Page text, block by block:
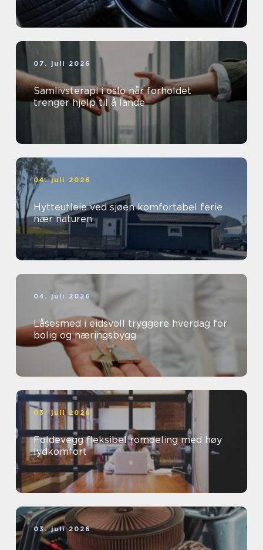
07. juli 2026
Samlivsterapi i oslo når forholdet
trenger hjelp til å lande
04. juli 2026
Hytteutleie ved sjøen komfortabel ferie
nær naturen
04. juli 2026
Låsesmed i eidsvoll tryggere hverdag for
bolig og næringsbygg
03. juli 2026
Foldevegg fleksibel romdeling med høy
lydkomfort
03. juli 2026